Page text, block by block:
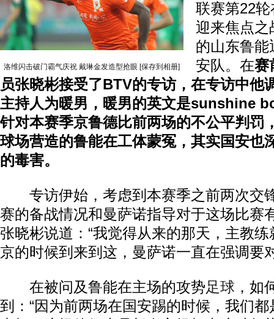
洛维闪击破门霸气庆祝 戴琳金发造型抢眼 [保存到相册]
联赛第22
迎来焦点之
的山东鲁能
安队。在赛
员张晓彬接受了BTV的专访，在专访中他
主持人为暖男，暖男的英文是sunshine
针对本赛季京鲁德比前两场的不公平判罚
球场营造的鲁能在工体蒙冤，其实国安也
的毒害。
专访伊始，考虑到本赛季之前两次交
赛的备战情况和曼萨诺指导对于这场比赛
张晓彬说道：“我觉得从来的那天，主教
京的时候到来到这，曼萨诺一直在强调要
在被问及鲁能在主场的攻势足球 ，如
到：“因为前两场在国安踢的时候，我们